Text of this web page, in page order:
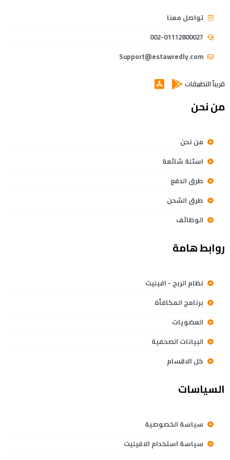
تواصل معنا
002-01112800027
Support@estawredly.com
قريباً التطبيقات
من نحن
من نحن
اسئلة شائعة
طرق الدفع
طرق الشحن
الوظائف
روابط هامة
نظام الربح - افيليت
برنامج المكافأة
العضويات
البيانات الصحفية
كل الاقسام
السياسات
سياسة الخصوصية
سياسة استخدام الافيليت